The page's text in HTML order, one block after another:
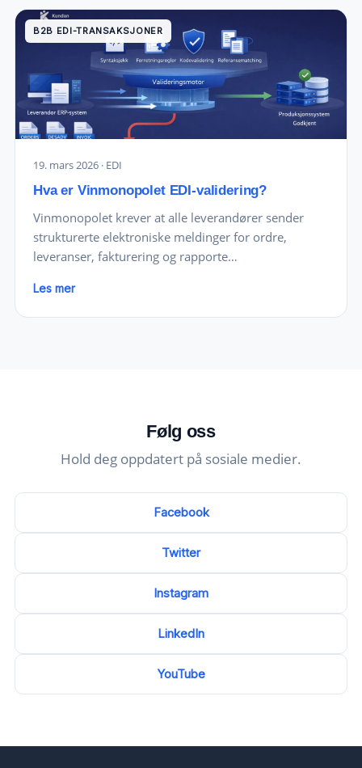
B2B EDI-TRANSAKSJONER
19. mars 2026 · EDI
Hva er Vinmonopolet EDI-validering?
Vinmonopolet krever at alle leverandører sender
strukturerte elektroniske meldinger for ordre,
leveranser, fakturering og rapporte…
Les mer
Følg oss
Hold deg oppdatert på sosiale medier.
Facebook
Twitter
Instagram
LinkedIn
YouTube